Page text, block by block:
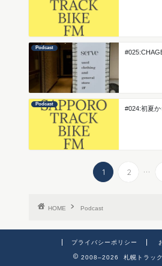
Podcast
Podcast
#024:初夏
1 2 ...
HOME Podcast
プライバシーポリシー
2008–2026 札幌トラッ